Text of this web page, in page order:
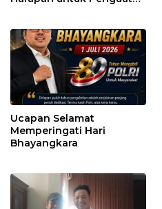
Ucapan Selamat
Memperingati Hari
Bhayangkara